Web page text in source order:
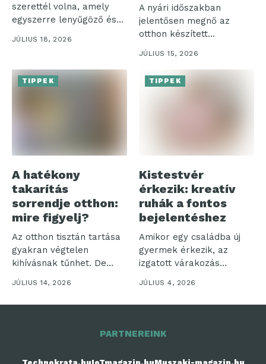
szerettél volna, amely
egyszerre lenyűgöző és
nem...
JÚLIUS 18, 2026
A nyári időszakban
jelentősen megnő az
otthon készített
szénsavas italok iránti
JÚLIUS 15, 2026
TIPPEK
A hatékony
takarítás
sorrendje otthon:
mire figyelj?
Az otthon tisztán tartása
gyakran végtelen
kihívásnak tűnhet. De
vajon miért olyan...
JÚLIUS 14, 2026
TIPPEK
Kistestvér
érkezik: kreatív
ruhák a fontos
bejelentéshez
Amikor egy családba új
gyermek érkezik, az
izgatott várakozás
időszaka veszi kezdetét....
JÚLIUS 4, 2026
PARTNEREINK